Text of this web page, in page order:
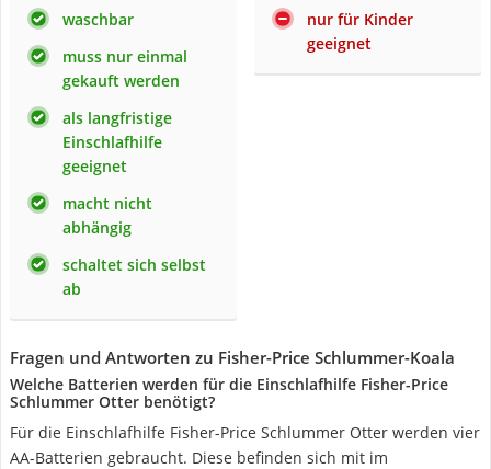
waschbar
muss nur einmal
gekauft werden
als langfristige
Einschlafhilfe
geeignet
macht nicht
abhängig
schaltet sich selbst
ab
nur für Kinder
geeignet
Fragen und Antworten zu Fisher-Price Schlummer-Koala
Welche Batterien werden für die Einschlafhilfe Fisher-Price
Schlummer Otter benötigt?
Für die Einschlafhilfe Fisher-Price Schlummer Otter werden vier
AA-Batterien gebraucht. Diese befinden sich mit im